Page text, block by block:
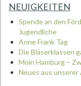
NEUIGKEITEN
Spende an den
Jugendliche
Anne Frank Tag
Die Bläserklassen
Moin Hamburg –
Neues aus unserer